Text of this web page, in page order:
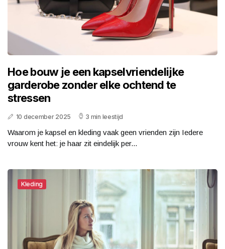
Hoe bouw je een kapselvriendelijke
garderobe zonder elke ochtend te
stressen
10 december 2025 3 min leestijd
Waarom je kapsel en kleding vaak geen vrienden zijn Iedere
vrouw kent het: je haar zit eindelijk per...
Kleding